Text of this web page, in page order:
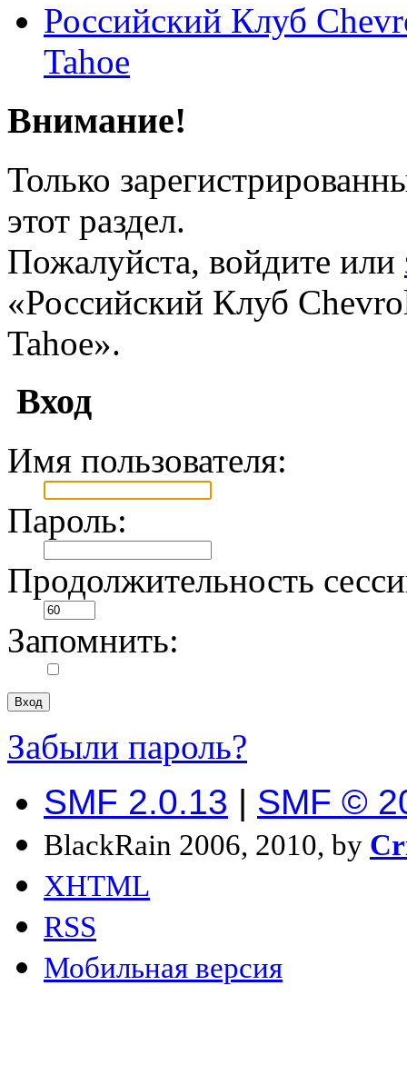
Российский Клуб
Tahoe
Внимание!
Только
этот раздел.
Пожалуйста, войдите или
«Российский Клуб
Tahoe».
Вход
Имя пользователя:
Пароль:
Продолжительность
Запомнить:
Забыли пароль?
SMF 2.0.13 | SMF ©
BlackRain 2006, 2010, by
XHTML
RSS
Мобильная версия